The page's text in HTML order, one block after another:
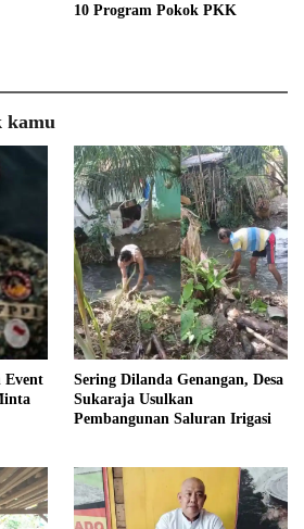
10 Program Pokok PKK
kamu
Event
Sering Dilanda Genangan, Desa
Sukaraja Usulkan
Pembangunan Saluran Irigasi